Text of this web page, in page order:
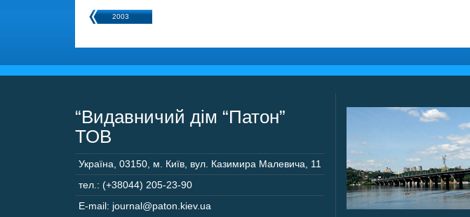
2003
“Видавничий дім “Патон”
ТОВ
Україна 03150 м. Київ, вул. Казимира Малевича, 11
тел.: (+38044) 205-23-90
E-mail: journal@paton.kiev.ua